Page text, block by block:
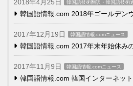
2018年4月25日 韓国語技術翻訳・韓国語技術
韓国語情報.com 2018年ゴールデン
2017年12月19日 韓国語情報.comニュース
韓国語情報.com 2017年末年始休み
2017年11月9日 韓国語情報.comニュース
韓国語情報.com 韓国インターネッ